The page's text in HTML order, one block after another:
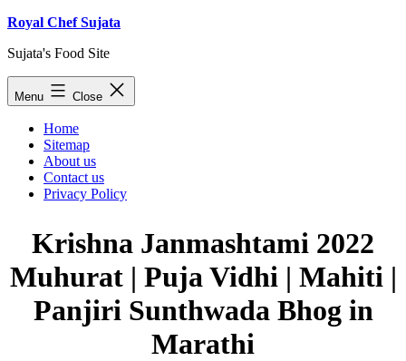
Skip
content
Royal Chef Sujata
Sujata's Food Site
Menu Close
Home
Sitemap
About us
Contact us
Privacy Policy
Krishna Janmashtami 2022
Muhurat | Puja Vidhi | Mahiti |
Panjiri Sunthwada Bhog in
Marathi